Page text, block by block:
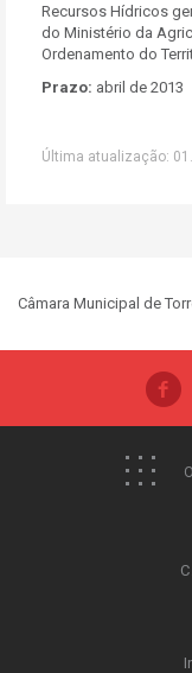
Recursos Hídricos
do Ministério da
Ordenamento do
Prazo: abril de 2013
Última atualização:
Câmara Municipal de